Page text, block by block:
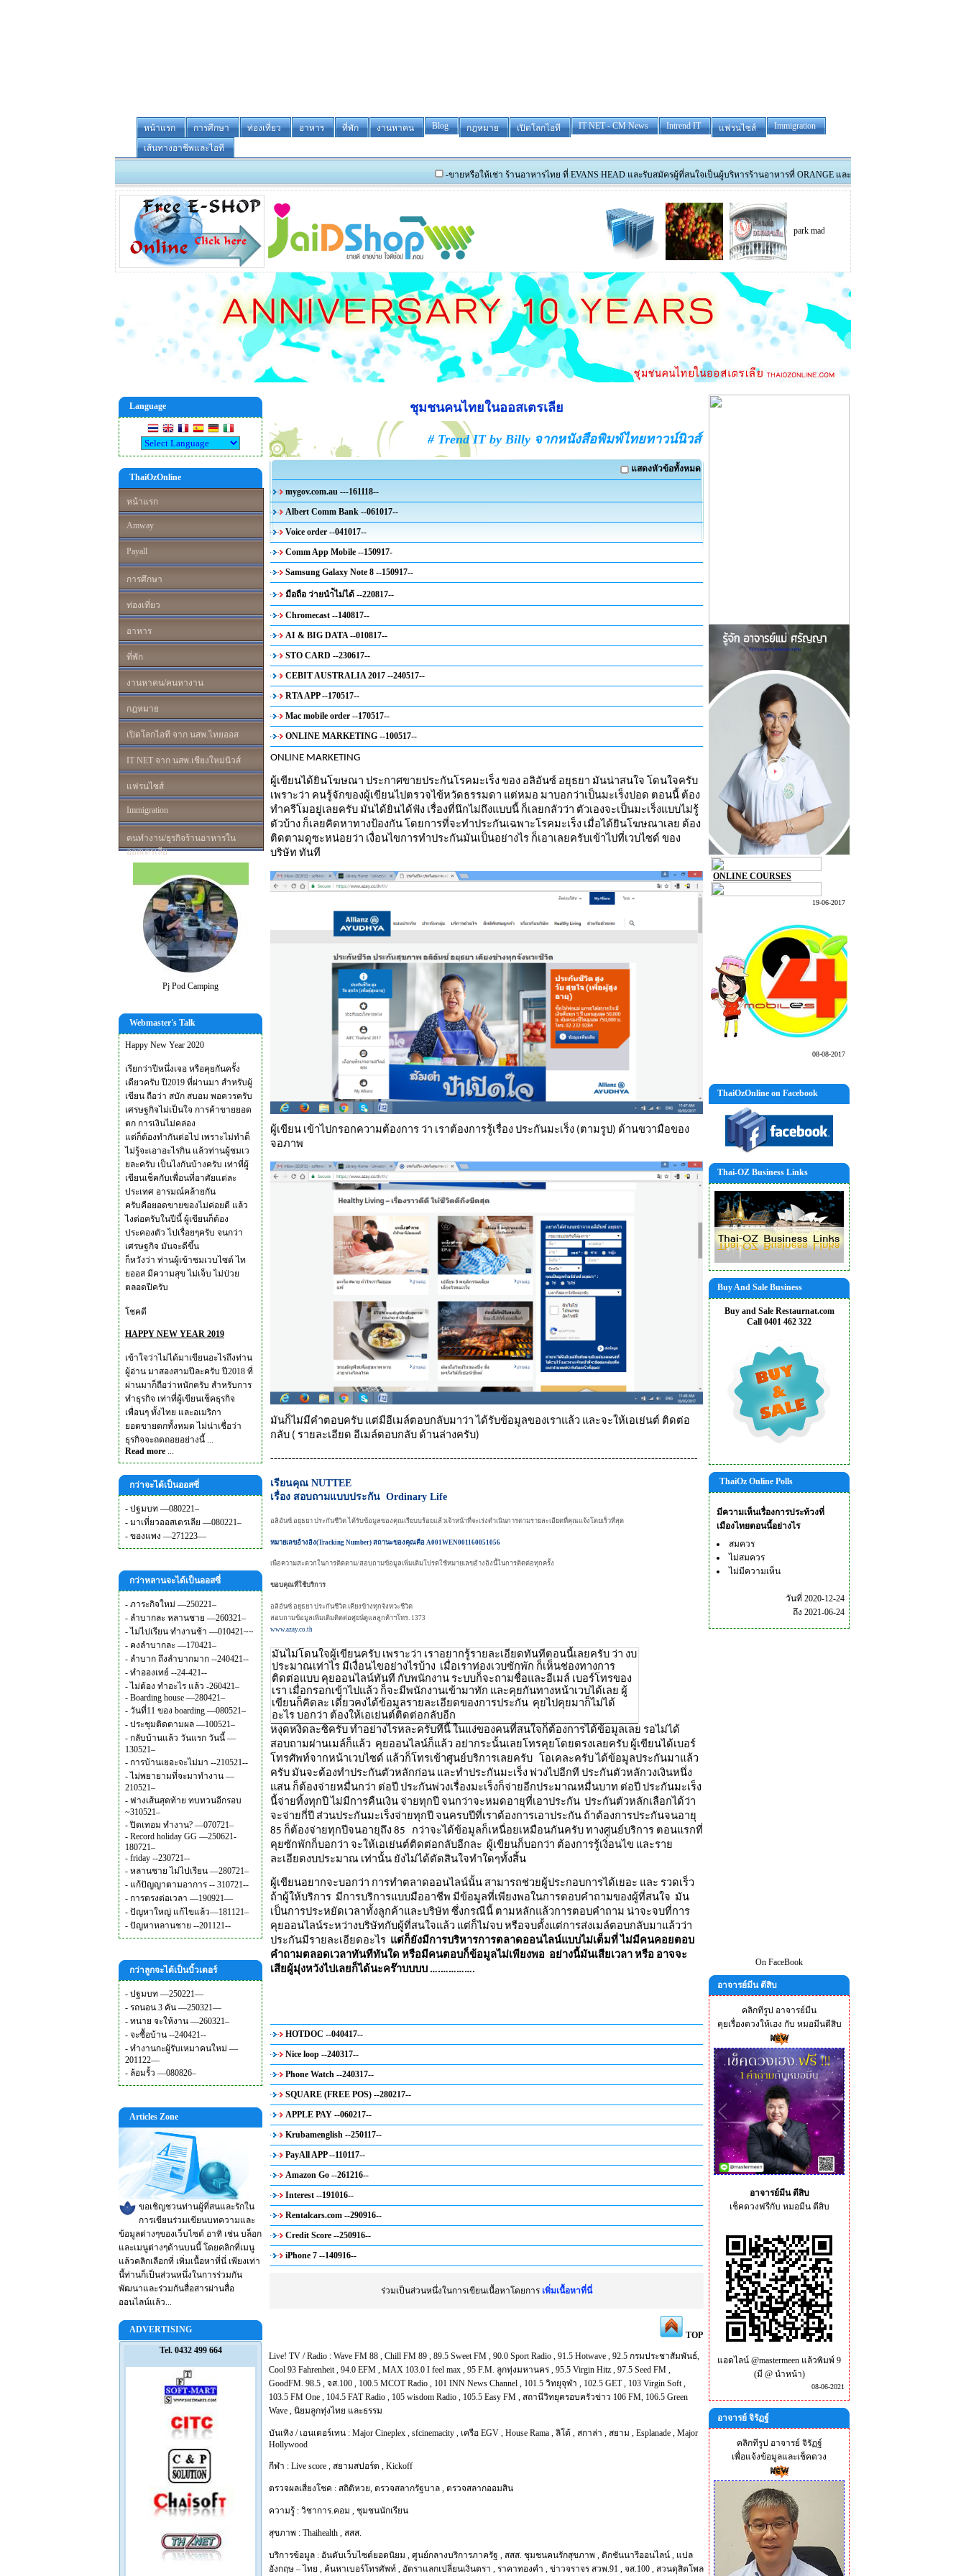
หน้าแรก การศึกษา ท่องเที่ยว อาหาร ที่พัก งานหาคน Blog กฎหมาย เปิดโลกไอที IT NET - CM News Intrend IT แฟรนไซส์ Immigration
เส้นทางอาชีพและไอที
-ขายหรือให้เช่า ร้านอาหารไทย ที่ EVANS HEAD และรับสมัครผู้ที่สนใจเป็นผู้บริหารร้านอาหารที่ ORANGE และรับสมัครพนักงานทำงานที่ DUBBO
park madison tower removals
Language
ThaiOzOnline
หน้าแรก
Amway
Payall
การศึกษา
ท่องเที่ยว
อาหาร
ที่พัก
งานหาคน/คนหางาน
กฎหมาย
เปิดโลกไอที จาก นสพ.ไทยออส
IT NET จาก นสพ.เชียงใหม่นิวส์
แฟรนไซส์
Immigration
คนทำงาน/ธุรกิจร้านอาหารใน
ออสเตรเลีย
Pj Pod Camping
Webmaster's Talk
Happy New Year 2020
เรียกว่าปีหนึ่งเจอ หรือคุยกันครั้ง
เดียวครับ ปี2019 ที่ผ่านมา สำหรับผู้
เขียน ถือว่า สบัก สบอม พอควรครับ
เศรษฐกิจไม่เป็นใจ การค้าขายยอด
ตก การเงินไม่คล่อง
แต่ก็ต้องทำกันต่อไป เพราะไม่ทำด็
ไม่รู้จะเอาอะไรกิน แล้วท่านผู้ชมเว
ยละครับ เป็นไงกันบ้างครับ เท่าที่ผู้
เขียนเช็คกับเพื่อนที่อาศัยแต่ละ
ประเทศ อารมณ์คล้ายกัน
ครับคือยอดขายของไม่ค่อยดี แล้ว
ไงต่อครับในปีนี้ ผู้เขียนก็ต้อง
ประคองตัว ไปเรื่อยๆครับ จนกว่า
เศรษฐกิจ มันจะดีขึ้น
ก็หวังว่า ท่านผู้เข้าชมเวบไซด์ ไท
ยออส มีความสุข ไม่เจ็บ ไม่ป่วย
ตลอดปีครับ
โชคดี
HAPPY NEW YEAR 2019
เข้าใจว่าไม่ได้มาเขียนอะไรถึงท่าน
ผู้อ่าน มาสองสามปีละครับ ปี2018 ที่
ผ่านมาก็ถือว่าหนักครับ สำหรับการ
ทำธุรกิจ เท่าที่ผู้เขียนเช็คธุรกิจ
เพื่อนๆ ทั้งไทย และอเมริกา
ยอดขายตกทั้งหมด ไม่น่าเชื่อว่า
ธุรกิจจะถดถอยอย่างนี้ ...
Read more ...
กว่าจะได้เป็นออสซี่
- ปฐมบท —080221–
- มาเที่ยวออสเตรเลีย —080221–
- ของแพง —271223—
กว่าหลานจะได้เป็นออสซี่
- ภาระกิจใหม่ —250221–
- ลำบากละ หลานชาย —260321–
- ไม่ไปเรียน ทำงานช้า —010421~~
- คงลำบากละ —170421–
- ลำบาก ถึงลำบากมาก --240421--
- ทำอองเทย์ --24-421--
- ไม่ต้อง ทำอะไร แล้ว -260421–
- Boarding house —280421–
- วันที่11 ของ boarding —080521–
- ประชุมติดตามผล —100521–
- กลับบ้านแล้ว วันแรก วันนี้ —
130521–
- การบ้านเยอะจะไม่มา --210521--
- ไม่พยายามที่จะมาทำงาน —
210521–
- ฟางเส้นสุดท้าย ทบทวนอีกรอบ
~310521–
-ปิดเทอม ทำงาน? —070721–
- Record holiday GG —250621-
180721–
- friday --230721--
- หลานชาย ไม่ไปเรียน —280721–
- แก้ปัญญาตามอาการ -- 310721--
- การตรงต่อเวลา —190921—
- ปัญหาใหญ่ แก้ไขแล้ว—181121–
- ปัญหาหลานชาย --201121--
กว่าลูกจะได้เป็นบิ้วเดอร์
- ปฐมบท —250221—
- รถนอน 3 คัน —250321—
- ทนาย จะให้งาน —260321–
- จะซื้อบ้าน --240421--
- ทำงานกะผู้รับเหมาคนใหม่ —
201122—
- ล้อมรั้ว —080826–
Articles Zone
ขอเชิญชวนท่านผู้ที่สนและรักใน
การเขียนร่วมเขียนบทความและ
ข้อมูลต่างๆของเว็บไซต์ อาทิ เช่น บล็อก
และเมนูต่างๆด้านบนนี้ โดยคลิกที่เมนู
แล้วคลิกเลือกที่ เพิ่มเนื้อหาที่นี่ เพียงเท่า
นี้ท่านก็เป็นส่วนหนึ่งในการร่วมกัน
พัฒนาและร่วมกันสื่อสารผ่านสื่อ
ออนไลน์แล้ว...
ADVERTISING
Tel. 0432 499 664
ชุมชนคนไทยในออสเตรเลีย
# Trend IT by Billy จากหนังสือพิมพ์ไทยทาวน์นิวส์
แสดงหัวข้อทั้งหมด
mygov.com.au ---161118--
Albert Comm Bank --061017--
Voice order --041017--
Comm App Mobile --150917-
Samsung Galaxy Note 8 --150917--
มือถือ ว่ายนำ้ไม่ได้ --220817--
Chromecast --140817--
AI & BIG DATA --010817--
STO CARD --230617--
CEBIT AUSTRALIA 2017 --240517--
RTA APP --170517--
Mac mobile order --170517--
ONLINE MARKETING --100517--
ONLINE MARKETING
ผู้เขียนได้ยินโฆษณา ประกาศขายประกันโรคมะเร็ง ของ อลิอันซ์ อยุธยา มันน่าสนใจ โดนใจครับ
เพราะว่า คนรู้จักของผู้เขียนไปตรวจไข้หวัดธรรมดา แต่หมอ มาบอกว่าเป็นมะเร็งปอด ตอนนี้ ต้อง
ทำครีโมอยู่เลยครับ มันได้ยินได้ฟัง เรื่องที่นึกไม่ถึงแบบนี้ ก็เลยกลัวว่า ตัวเองจะเป็นมะเร็งแบบไม่รู้
ตัวบ้าง ก็เลยคิดหาทางป้องกัน โดยการที่จะทำประกันเฉพาะโรคมะเร็ง เมื่อได้ยินโฆษณาเลย ต้อง
ติดตามดูซะหน่อยว่า เงื่อนไขการทำประกันมันเป็นอย่างไร ก็เอาเลยครับเข้าไปที่เวบไซด์ ของ
บริษัท ทันที
ผู้เขียน เข้าไปกรอกความต้องการ ว่า เราต้องการรู้เรื่อง ประกันมะเร็ง (ตามรูป) ด้านขวามือของ
จอภาพ
มันก็ไม่มีคำตอบครับ แต่มีอีเมล์ตอบกลับมาว่า ได้รับข้อมูลของเราแล้ว และจะให้เอเย่นต์ ติดต่อ
กลับ ( รายละเอียด อีเมล์ตอบกลับ ด้านล่างครับ)
-----------------------------------------------------------------------------------------------------------------------
เรียนคุณ NUTTEE
เรื่อง สอบถามแบบประกัน Ordinary Life
อลิอันซ์ อยุธยา ประกันชีวิต ได้รับข้อมูลของคุณเรียบบร้อยแล้วเจ้าหน้าที่จะเร่งดำเนินการตามรายละเอียดที่คุณแจ้งโดยเร็วที่สุด
หมายเลขอ้างอิง(Tracking Number) สถานะของคุณคือ A001WEN001160051056
เพื่อความสะดวกในการติดตาม/สอบถามข้อมูลเพิ่มเติมโปรดใช้หมายเลขอ้างอิงนี้ในการติดต่อทุกครั้ง
ขอบคุณที่ใช้บริการ
อลิอันซ์ อยุธยา ประกันชีวิต เคียงข้างทุกจังหวะชีวิต
สอบถามข้อมูลเพิ่มเติมติดต่อศูยน์ดูแลลูกค้าฯโทร. 1373
www.azay.co.th
มันไม่โดนใจผู้เขียนครับ เพราะว่า เราอยากรู้รายละเอียดทันทีตอนนี้เลยครับ ว่า งบ
ประมาณเท่าไร มีเงื่อนไขอย่างไรบ้าง เมื่อเราท่องเวบซักพัก ก็เห็นช่องทางการ
ติดต่อแบบ คุยออนไลน์ทันที กับพนักงาน ระบบก็จะถามชื่อและอีเมล์ เบอร์โทรของ
เรา เมื่อกรอกเข้าไปแล้ว ก็จะมีพนักงานเข้ามาทัก และคุยกันทางหน้าเวบได้เลย ผู้
เขียนก็คิดละ เดี๋ยวคงได้ข้อมูลรายละเอียดของการประกัน คุยไปคุยมาก็ไม่ได้
อะไร บอกว่า ต้องให้เอเย่นต์ติดต่อกลับอีก
หงุดหงิดละซิครับ ทำอย่างไรหละครับทีนี้ ในแง่ของคนที่สนใจก็ต้องการได้ข้อมูลเลย รอไม่ได้
สอบถามผ่านเมล์ก็แล้ว คุยออนไลน์ก็แล้ว อย่ากระนั้นเลยโทรคุยโดยตรงเลยครับ ผู้เขียนได้เบอร์
โทรศัพท์จากหน้าเวบไซด์ แล้วก็โทรเข้าศูนย์บริการเลยครับ โอเคละครับ ได้ข้อมูลประกันมาแล้ว
ครับ มันจะต้องทำประกันตัวหลักก่อน และทำประกันมะเร็ง พ่วงไปอีกที ประกันตัวหลักวงเงินหนึ่ง
แสน ก็ต้องจ่ายหมื่นกว่า ต่อปี ประกันพ่วงเรื่องมะเร็งก็จ่ายอีกประมาณหมื่นบาท ต่อปี ประกันมะเร็ง
นี้จ่ายทิ้งทุกปี ไม่มีการคืนเงิน จ่ายทุกปี จนกว่าจะหมดอายุที่เอาประกัน ประกันตัวหลักเลือกได้ว่า
จะจ่ายกี่ปี ส่วนประกันมะเร็งจ่ายทุกปี จนครบปีที่เราต้องการเอาประกัน ถ้าต้องการประกันจนอายุ
85 ก็ต้องจ่ายทุกปีจนอายุถึง 85 กว่าจะได้ข้อมูลก็เหนื่อยเหมือนกันครับ ทางศูนย์บริการ ตอนแรกที่
คุยซักพักก็บอกว่า จะให้เอเย่นต์ติดต่อกลับอีกละ ผู้เขียนก็บอกว่า ต้องการรู้เงิ่อนไข และราย
ละเอียดงบประมาณ เท่านั้น ยังไม่ได้ตัดสินใจทำใดๆทั้งสิ้น
ผู้เขียนอยากจะบอกว่า การทำตลาดออนไลน์นั้น สามารถช่วยผู้ประกอบการได้เยอะ และ รวดเร็ว
ถ้าผู้ให้บริการ มีการบริการแบบมืออาชีพ มีข้อมูลที่เพียงพอในการตอบคำถามของผู้ที่สนใจ มัน
เป็นการประหยัดเวลาทั้งลูกค้าและบริษัท ซึ่งกรณีนี้ ตามหลักแล้วการตอบคำถาม น่าจะจบที่การ
คุยออนไลน์ระหว่างบริษัทกับผู้ที่สนใจแล้ว แต่ก็ไม่จบ หรือจบตั้งแต่การส่งเมล์ตอบกลับมาแล้วว่า
ประกันมีรายละเอียดอะไร แต่ก็ยังมีการบริหารการตลาดออนไลน์แบบไม่เต็มที่ ไม่มีคนคอยตอบ
คำถามตลอดเวลาทันทีทันใด หรือมีคนตอบก็ข้อมูลไม่เพียงพอ อย่างนี้มันเสียเวลา หรือ อาจจะ
เสียผู้มุ่งหวังไปเลยก็ได้นะคร๊าบบบบ ….………….
HOTDOC --040417--
Nice loop --240317--
Phone Watch --240317--
SQUARE (FREE POS) --280217--
APPLE PAY --060217--
Krubamenglish --250117--
PayAll APP --110117--
Amazon Go --261216--
Interest --191016--
Rentalcars.com --290916--
Credit Score --250916--
iPhone 7 --140916--
ร่วมเป็นส่วนหนึ่งในการเขียนเนื้อหาโดยการ เพิ่มเนื้อหาที่นี่
TOP
Live! TV / Radio : Wave FM 88 , Chill FM 89 , 89.5 Sweet FM , 90.0 Sport Radio , 91.5 Hotwave , 92.5 กรมประชาสัมพันธ์,
Cool 93 Fahrenheit, 94.0 EFM , MAX 103.0 I feel max , 95 F.M. ลูกทุ่งมหานคร , 95.5 Virgin Hitz , 97.5 Seed FM ,
GoodFM. 98.5 , จส.100 , 100.5 MCOT Radio , 101 INN News Channel , 101.5 วิทยุจุฬา , 102.5 GET, 103 Virgin Soft,
103.5 FM One , 104.5 FAT Radio , 105 wisdom Radio , 105.5 Easy FM , สถานีวิทยุครอบครัวข่าว 106 FM, 106.5 Green
Wave , นิยมลูกทุ่งไทย และธรรม
บันเทิง / เอนเตอร์เทน : Major Cineplex , sfcinemacity , เครือ EGV , House Rama , ลิโด้ , สกาล่า , สยาม , Esplanade , Major
Hollywood
กีฬา : Live score , สยามสปอร์ต , Kickoff
ตรวจผลเสี่ยงโชค : สถิติหวย, ตรวจสลากรัฐบาล , ตรวจสลากออมสิน
ความรู้ : วิชาการ.คอม , ชุมชนนักเรียน
สุขภาพ : Thaihealth , สสส.
บริการข้อมูล : อันดับเว็บไซต์ยอดนิยม , ศูนย์กลางบริการภาครัฐ , สสส. ชุมชนคนรักสุขภาพ , ดิกชันนารีออนไลน์ , แปล
อังกฤษ – ไทย , ค้นหาเบอร์โทรศัพท์ , อัตราแลกเปลี่ยนเงินตรา , ราคาทองคำ , ข่าวจราจร สวพ.91 , จส.100 , สวนดุสิตโพล
ONLINE COURSES
19-06-2017
08-08-2017
ThaiOzOnline on Facebook
Thai-OZ Business Links
Buy And Sale Business
Buy and Sale Restaurnat.com
Call 0401 462 322
ThaiOz Online Polls
มีความเห็นเรื่องการประท้วงที่
เมืองไทยตอนนี้อย่างไร
สมควร
ไม่สมควร
ไม่มีความเห็น
วันที่ 2020-12-24
ถึง 2021-06-24
On FaceBook
อาจารย์มีน ตีสิบ
คลิกทีรูป อาจารย์มีน
คุยเรื่องดวงให้เฮง กับ หมอมีนตีสิบ
อาจารย์มีน ตีสิบ
เช็คดวงฟรีกับ หมอมีน ตีสิบ
แอดไลน์ @mastermeen แล้วพิมพ์ 9
(มี @ นำหน้า)
08-06-2021
อาจารย์ จิรัฏฐ์
คลิกทีรูป อาจารย์ จิรัฏฐ์
เพื่อแจ้งข้อมูลและเช็คดวง